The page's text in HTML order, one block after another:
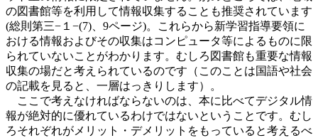
の図書館等を利用して情報収集することも推奨されています
(総則第三−１−(7)、9ページ)。これらから新学習指導要領に
おける情報およびその収集はコンピュータ等によるものに限
られていないことがわかります。むしろ図書館も重要な情報
収集の場だと考えられているのです（このことは国語や社会
の記載を見ると、一層はっきりします）。
ここで考えなければならないのは、本に比べてデジタル情
報が絶対的に優れているわけではないということです。むし
ろそれぞれがメリット・デメリットをもっていると考えるべ